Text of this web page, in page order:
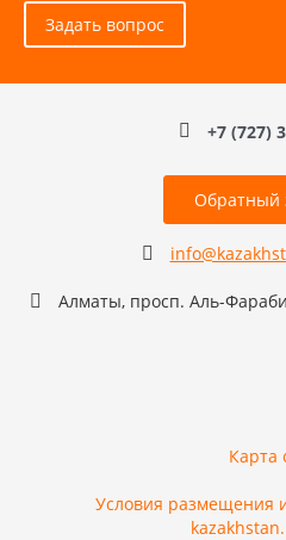
Задать вопрос
+7 (727)
Обратный
Алматы, просп. Аль-
Карта
Условия размещения